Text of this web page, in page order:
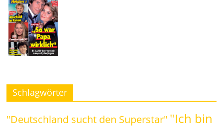
Schlagwörter
"Deutschland sucht den Superstar" "Ich bin